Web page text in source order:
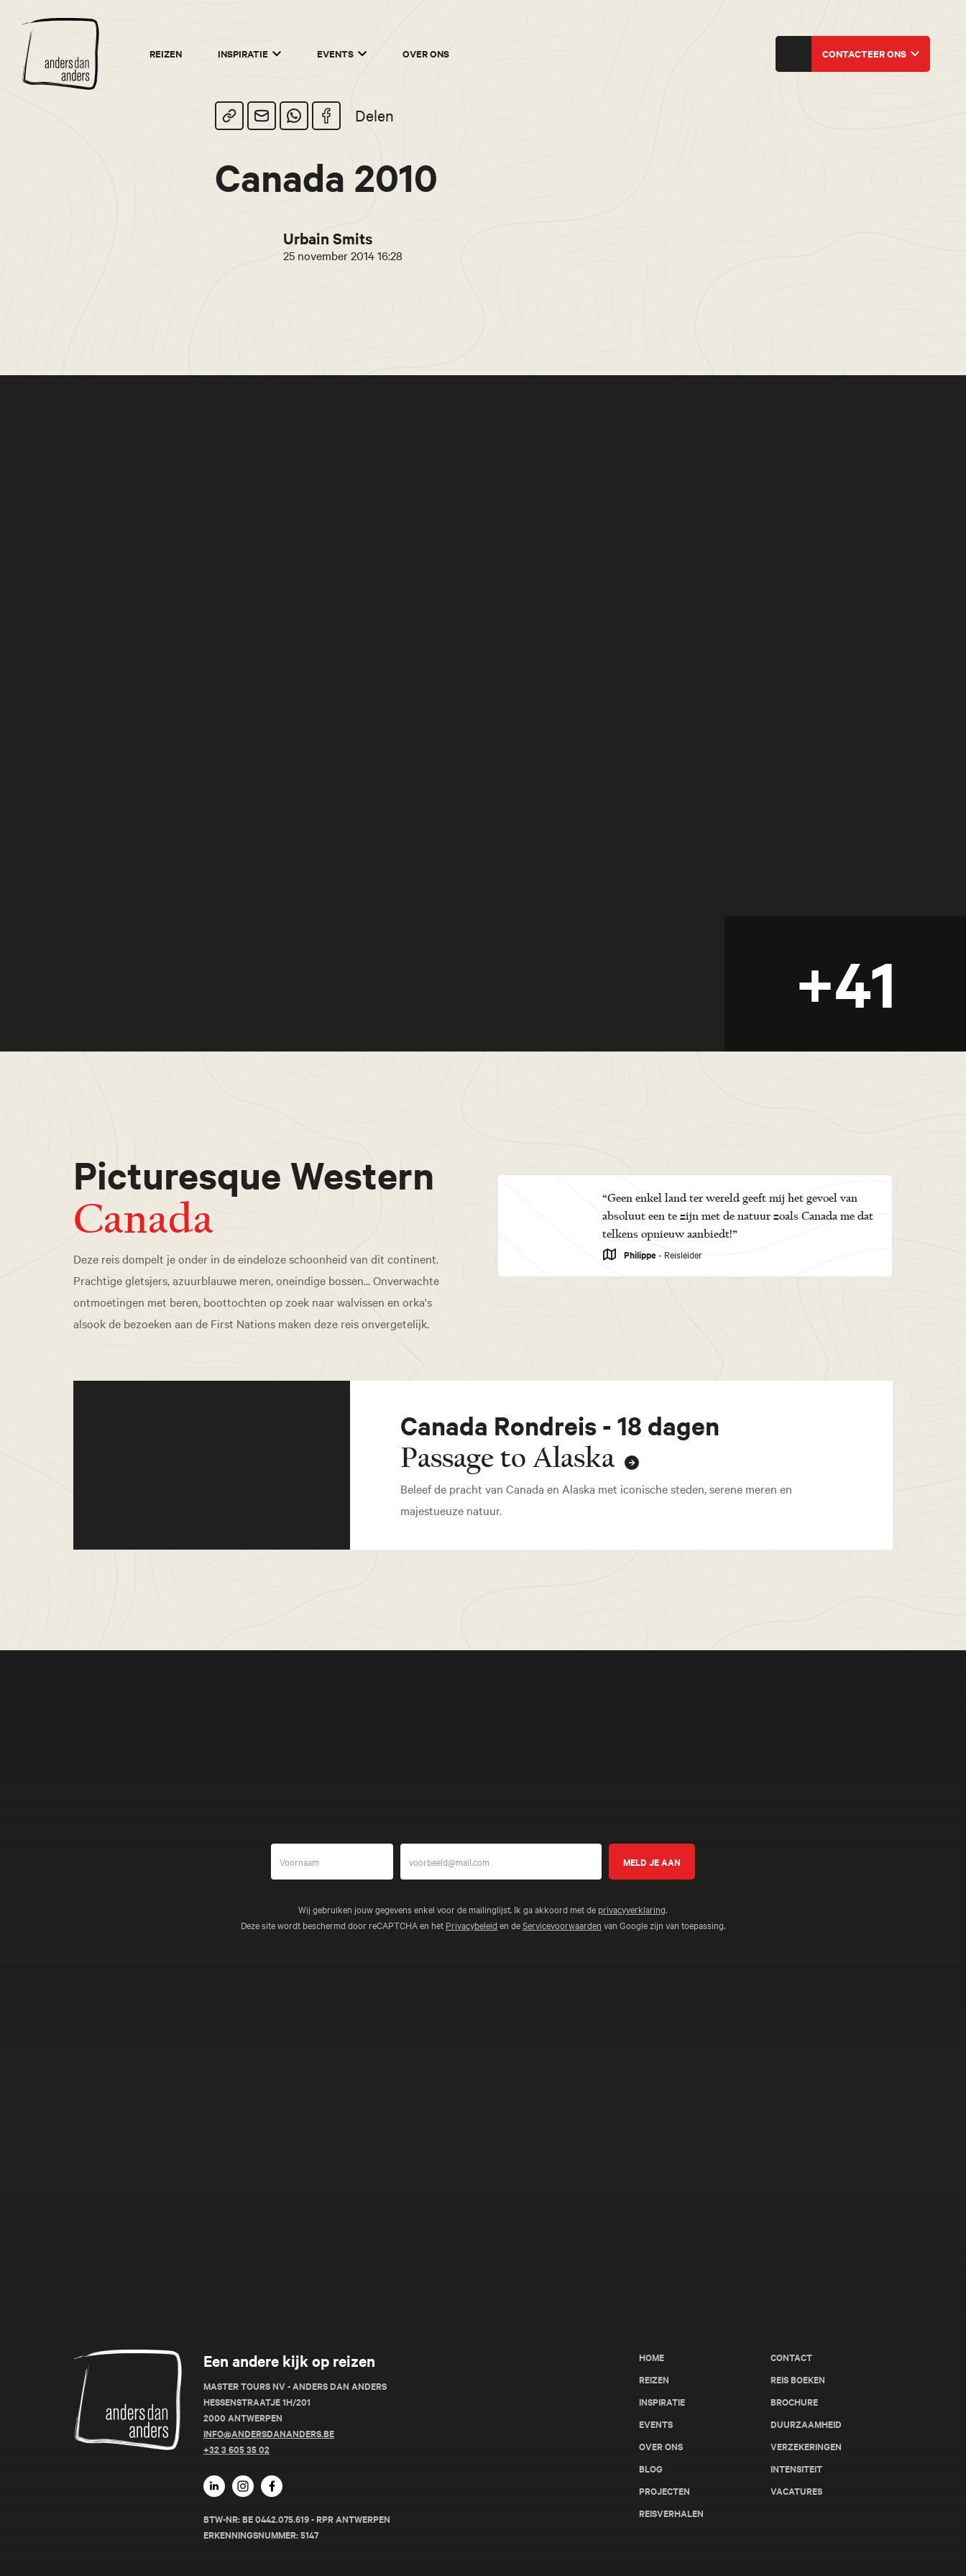
Anders
dan
Anders
REIZEN INSPIRATIE EVENTS OVER ONS CONTACTEER ONS
Delen
Canada 2010
Urbain Smits
25 november 2014 16:28
+41
Picturesque Western
Canada
Deze reis dompelt je onder in de eindeloze schoonheid van dit continent.
Prachtige gletsjers, azuurblauwe meren, oneindige bossen... Onverwachte
ontmoetingen met beren, boottochten op zoek naar walvissen en orka's
alsook de bezoeken aan de First Nations maken deze reis onvergetelijk.
“Geen enkel land ter wereld geeft mij het gevoel van
absoluut een te zijn met de natuur zoals Canada me dat
telkens opnieuw aanbiedt!”
Philippe- Reisleider
Canada Rondreis - 18 dagen
Passage to Alaska
Beleef de pracht van Canada en Alaska met iconische steden, serene meren en
majestueuze natuur.
Wij gebruiken jouw gegevens enkel voor de mailinglijst. Ik ga akkoord met de privacyverklaring.
Deze site wordt beschermd door reCAPTCHA en het Privacybeleid en deServicevoorwaarden van Google zijn van toepassing.
Anders
dan
Anders
Een andere kijk op reizen
MASTER TOURS NV - ANDERS DAN ANDERS
HESSENSTRAATJE 1H/201
2000 ANTWERPEN
INFO@ANDERSDANANDERS.BE
+32 3 605 35 02
BTW-NR: BE 0442.075.619 - RPR ANTWERPEN
ERKENNINGSNUMMER: 5147
HOME
REIZEN
INSPIRATIE
EVENTS
OVER ONS
BLOG
PROJECTEN
REISVERHALEN
CONTACT
REIS BOEKEN
BROCHURE
DUURZAAMHEID
VERZEKERINGEN
INTENSITEIT
VACATURES